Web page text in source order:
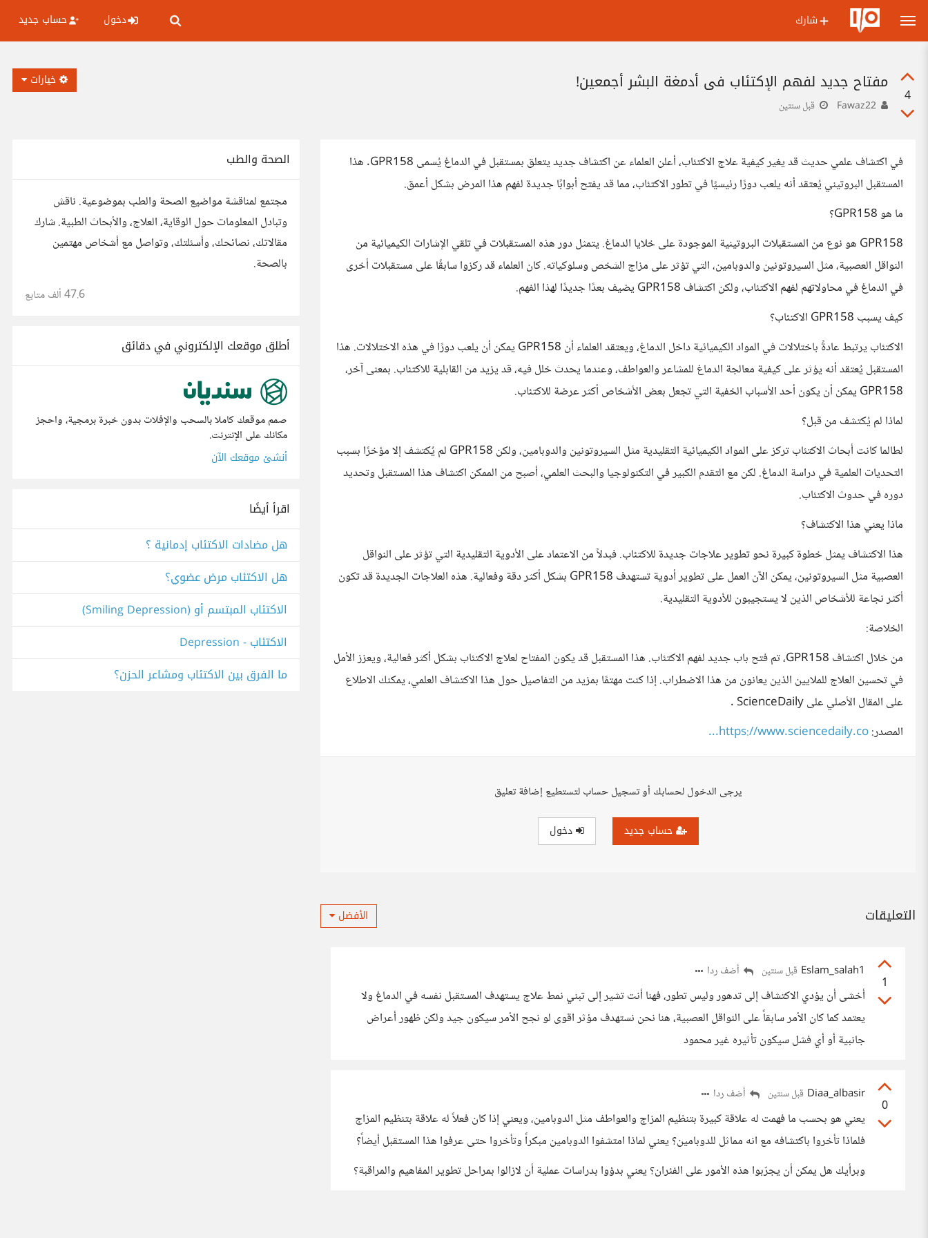
شارك دخول حساب جديد
4
مفتاح جديد لفهم الإكتئاب في أدمغة البشر أجمعين!
قبل سنتين
خيارات
في اكتشاف علمي حديث قد يغير كيفية علاج الاكتئاب، أعلن العلماء عن اكتشاف جديد يتعلق بمستقبل في الدماغ يُسمى GPR158. هذا
المستقبل البروتيني يُعتقد أنه يلعب دورًا رئيسيًا في تطور الاكتئاب، مما قد يفتح أبوابًا جديدة لفهم هذا المرض بشكل أعمق.
ما هو GPR158؟
GPR158 هو نوع من المستقبلات البروتينية الموجودة على خلايا الدماغ. يتمثل دور هذه المستقبلات في تلقي الإشارات الكيميائية من
النواقل العصبية، مثل السيروتونين والدوبامين، التي تؤثر على مزاج الشخص وسلوكياته. كان العلماء قد ركزوا سابقًا على مستقبلات أخرى
في الدماغ في محاولاتهم لفهم الاكتئاب، ولكن اكتشاف GPR158 يضيف بعدًا جديدًا لهذا الفهم.
كيف يسبب GPR158 الاكتئاب؟
الاكتئاب يرتبط عادةً باختلالات في المواد الكيميائية داخل الدماغ، ويعتقد العلماء أن GPR158 يمكن أن يلعب دورًا في هذه الاختلالات. هذا
المستقبل يُعتقد أنه يؤثر على كيفية معالجة الدماغ للمشاعر والعواطف، وعندما يحدث خلل فيه، قد يزيد من القابلية للاكتئاب. بمعنى آخر،
GPR158 يمكن أن يكون أحد الأسباب الخفية التي تجعل بعض الأشخاص أكثر عرضة للاكتئاب.
لماذا لم يُكتشف من قبل؟
لطالما كانت أبحاث الاكتئاب تركز على المواد الكيميائية التقليدية مثل السيروتونين والدوبامين، ولكن GPR158 لم يُكتشف إلا مؤخرًا بسبب
التحديات العلمية في دراسة الدماغ. لكن مع التقدم الكبير في التكنولوجيا والبحث العلمي، أصبح من الممكن اكتشاف هذا المستقبل وتحديد
دوره في حدوث الاكتئاب.
ماذا يعني هذا الاكتشاف؟
هذا الاكتشاف يمثل خطوة كبيرة نحو تطوير علاجات جديدة للاكتئاب. فبدلاً من الاعتماد على الأدوية التقليدية التي تؤثر على النواقل
العصبية مثل السيروتونين، يمكن الآن العمل على تطوير أدوية تستهدف GPR158 بشكل أكثر دقة وفعالية. هذه العلاجات الجديدة قد تكون
أكثر نجاعة للأشخاص الذين لا يستجيبون للأدوية التقليدية.
الخلاصة:
من خلال اكتشاف GPR158، تم فتح باب جديد لفهم الاكتئاب. هذا المستقبل قد يكون المفتاح لعلاج الاكتئاب بشكل أكثر فعالية، ويعزز الأمل
في تحسين العلاج للملايين الذين يعانون من هذا الاضطراب. إذا كنت مهتمًا بمزيد من التفاصيل حول هذا الاكتشاف العلمي، يمكنك الاطلاع
على المقال الأصلي على ScienceDaily .
المصدر:https://www.sciencedaily.co...
يرجى الدخول لحسابك أو تسجيل حساب لتستطيع إضافة تعليق
حساب جديد دخول
التعليقات الأفضل
1
Eslam_salah1 قبل سنتين أضف ردا
أخشى أن يؤدي الاكتشاف إلى تدهور وليس تطور، فهنا أنت تشير إلى تبني نمط علاج يستهدف المستقبل نفسه في الدماغ ولا
يعتمد كما كان الأمر سابقاً على النواقل العصبية، هنا نحن نستهدف مؤثر اقوى لو نجح الأمر سيكون جيد ولكن ظهور أعراض
جانبية أو أي فشل سيكون تأثيره غير محمود
0
Diaa_albasir قبل سنتين أضف ردا
يعني هو بحسب ما فهمت له علاقة كبيرة بتنظيم المزاج والعواطف مثل الدوبامين، ويعني إذا كان فعلاً له علاقة بتنظيم المزاج
فلماذا تأخروا باكتشافه مع انه مماثل للدوبامين؟ يعني لماذا امتشفوا الدوبامين مبكراً وتأخروا حتى عرفوا هذا المستقبل أيضاً؟
وبرأيك هل يمكن أن يجرّبوا هذه الأمور على الفئران؟ يعني بدؤوا بدراسات عملية أن لازالوا بمراحل تطوير المفاهيم والمراقبة؟
الصحة والطب
مجتمع لمناقشة مواضيع الصحة والطب بموضوعية. ناقش
وتبادل المعلومات حول الوقاية، العلاج، والأبحاث الطبية. شارك
مقالاتك، نصائحك، وأسئلتك، وتواصل مع أشخاص مهتمين
بالصحة.
47.6 ألف متابع
أطلق موقعك الإلكتروني في دقائق
صمم موقعك كاملا بالسحب والإفلات بدون خبرة برمجية، واحجز
مكانك على الإنترنت.
أنشئ موقعك الآن
اقرأ أيضًا
هل مضادات الاكتئاب إدمانية ؟
هل الاكتئاب مرض عضوي؟
الاكتئاب المبتسم أو (Smiling Depression)
الاكتئاب - Depression
ما الفرق بين الاكتئاب ومشاعر الحزن؟